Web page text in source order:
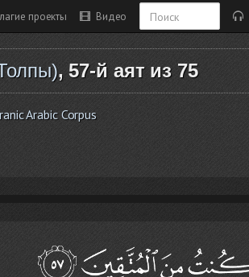
проекты Видео
, 57-й аят из 75
Arabic Corpus